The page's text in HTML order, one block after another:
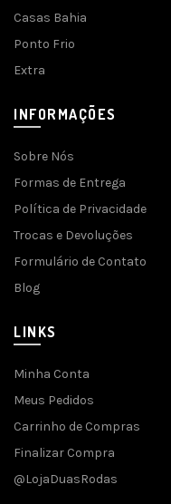
Casas Bahia
Ponto Frio
Extra
INFORMAÇÕES
Sobre Nós
Formas de Entrega
Política de Privacidade
Trocas e Devoluções
Formulário de Contato
Blog
LINKS
Minha Conta
Meus Pedidos
Carrinho de Compras
Finalizar Compra
@LojaDuasRodas